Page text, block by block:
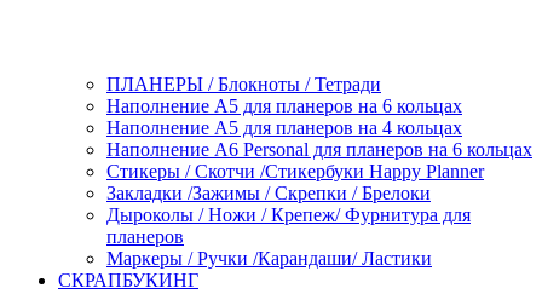
ПЛАНЕРЫ / Блокноты / Тетради
Наполнение А5 для планеров на 6 кольцах
Наполнение А5 для планеров на 4 кольцах
Наполнение А6 Personal для планеров на 6 кольцах
Стикеры / Скотчи /Стикербуки Happy Planner
Закладки /Зажимы / Скрепки / Брелоки
Дыроколы / Ножи / Крепеж/ Фурнитура для
планеров
Маркеры / Ручки /Карандаши/ Ластики
СКРАПБУКИНГ